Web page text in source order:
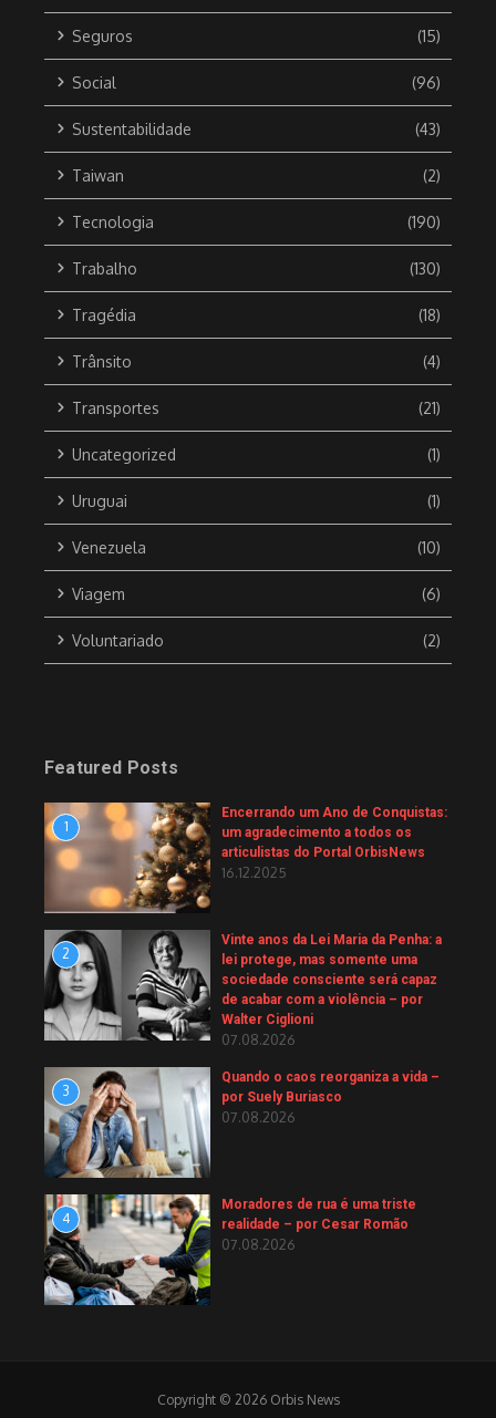
Seguros (15)
Social (96)
Sustentabilidade (43)
Taiwan (2)
Tecnologia (190)
Trabalho (130)
Tragédia (18)
Trânsito (4)
Transportes (21)
Uncategorized (1)
Uruguai (1)
Venezuela (10)
Viagem (6)
Voluntariado (2)
Featured Posts
1
Encerrando um Ano de Conquistas:
um agradecimento a todos os
articulistas do Portal OrbisNews
16.12.2025
2
Vinte anos da Lei Maria da Penha: a
lei protege, mas somente uma
sociedade consciente será capaz
de acabar com a violência – por
Walter Ciglioni
07.08.2026
3
Quando o caos reorganiza a vida –
por Suely Buriasco
07.08.2026
4
Moradores de rua é uma triste
realidade – por Cesar Romão
07.08.2026
Copyright © 2026 Orbis News